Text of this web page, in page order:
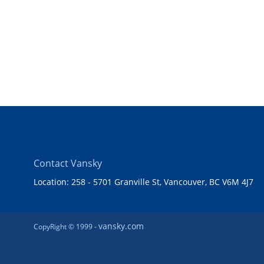
Contact Vansky
Location: 258 - 5701 Granville St, Vancouver, BC V6M 4J7
CopyRight © 1999 -vansky.com